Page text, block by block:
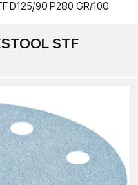
D125/90 P280 GR/100
STF